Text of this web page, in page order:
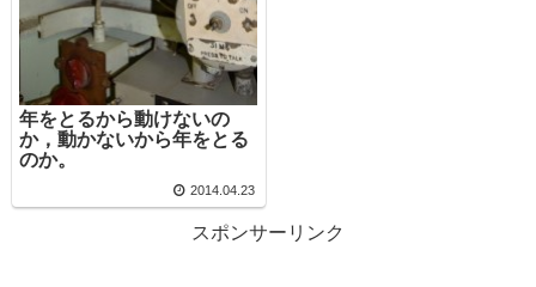
年をとるから動けないの
か，動かないから年をとる
のか。
2014.04.23
スポンサーリンク